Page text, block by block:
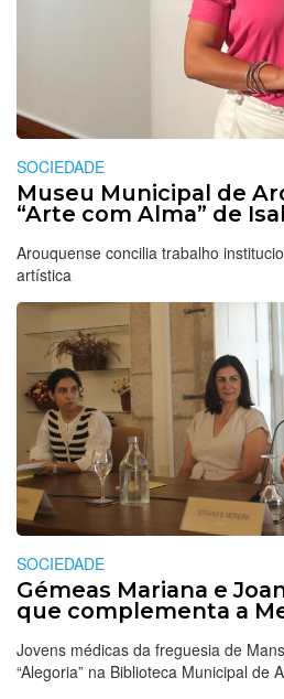
SOCIEDADE
Museu Municipal de
“Arte com Alma” de
Arouquense concilia trabalho
artística
SOCIEDADE
Gémeas Mariana e
que complementa a
Jovens médicas da freguesia de
“Alegoria” na Biblioteca Municipal de